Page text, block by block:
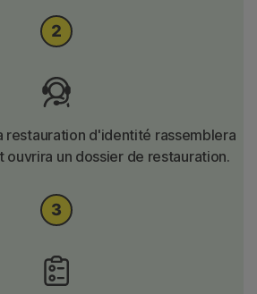
restauration d'identité rassemblera
ouvrira un dossier de restauration.